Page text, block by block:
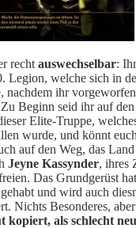
recht auswechselbar:
Legion, welche sich in
nachdem ihr
Beginn seid ihr auf
Elite-Truppe,
wurde, und könnt
auf den Weg, das
Jeyne Kassynder, ihres
Das Grundgerüst
und wird auch
Nichts Besonderes,
kopiert, als schlecht